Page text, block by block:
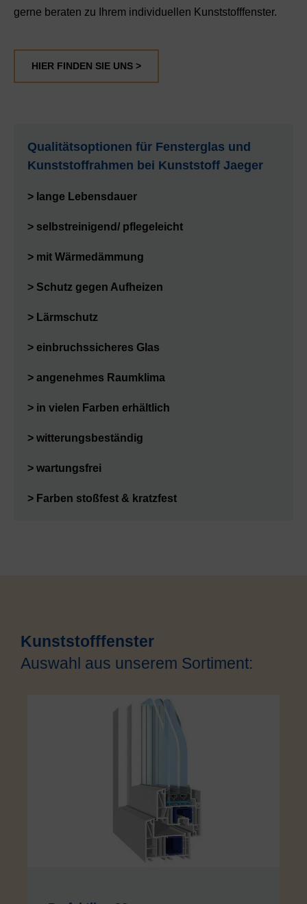
gerne beraten zu Ihrem individuellen Kunststofffenster.
HIER FINDEN SIE UNS >
Qualitätsoptionen für Fensterglas und
Kunststoffrahmen bei Kunststoff Jaeger
> lange Lebensdauer
> selbstreinigend/ pflegeleicht
> mit Wärmedämmung
> Schutz gegen Aufheizen
> Lärmschutz
> einbruchssicheres Glas
> angenehmes Raumklima
> in vielen Farben erhältlich
> witterungsbeständig
> wartungsfrei
> Farben stoßfest & kratzfest
Kunststofffenster
Auswahl aus unserem Sortiment: